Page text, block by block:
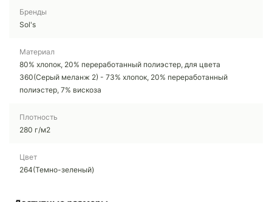
Бренды
Sol's
Материал
80% хлопок, 20% переработанный полиэстер, для цвета
360(Серый меланж 2) - 73% хлопок, 20% переработанный
полиэстер, 7% вискоза
Плотность
280 г/м2
Цвет
264(Темно-зеленый)